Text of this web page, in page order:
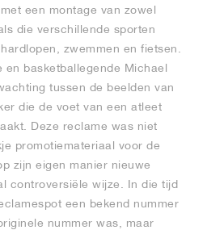
een montage van zowel
die verschillende sporten
zwemmen en fietsen.
en basketballegende Michael
tussen de beelden van
die de voet van een atleet
Deze reclame was niet
promotiemateriaal voor de
zijn eigen manier nieuwe
controversiële wijze. In die tijd
een bekend nummer
nummer was, maar